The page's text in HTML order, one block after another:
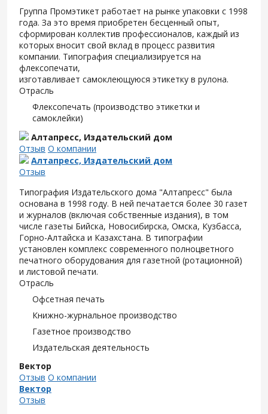
Группа Промэтикет работает на рынке упаковки с 1998
года. За это время приобретен бесценный опыт,
сформирован коллектив профессионалов, каждый из
которых вносит свой вклад в процесс развития
компании. Типография специализируется на
флексопечати,
изготавливает самоклеющуюся этикетку в рулона.
Отрасль
Флексопечать (производство этикетки и
самоклейки)
Алтапресс, Издательский дом
Отзыв О компании
Алтапресс, Издательский дом
Отзыв
Типография Издательского дома "Алтапресс" была
основана в 1998 году. В ней печатается более 30 газет
и журналов (включая собственные издания), в том
числе газеты Бийска, Новосибирска, Омска, Кузбасса,
Горно-Алтайска и Казахстана. В типографии
установлен комплекс современного полноцветного
печатного оборудования для газетной (ротационной)
и листовой печати.
Отрасль
Офсетная печать
Книжно-журнальное производство
Газетное производство
Издательская деятельность
Вектор
Отзыв О компании
Вектор
Отзыв